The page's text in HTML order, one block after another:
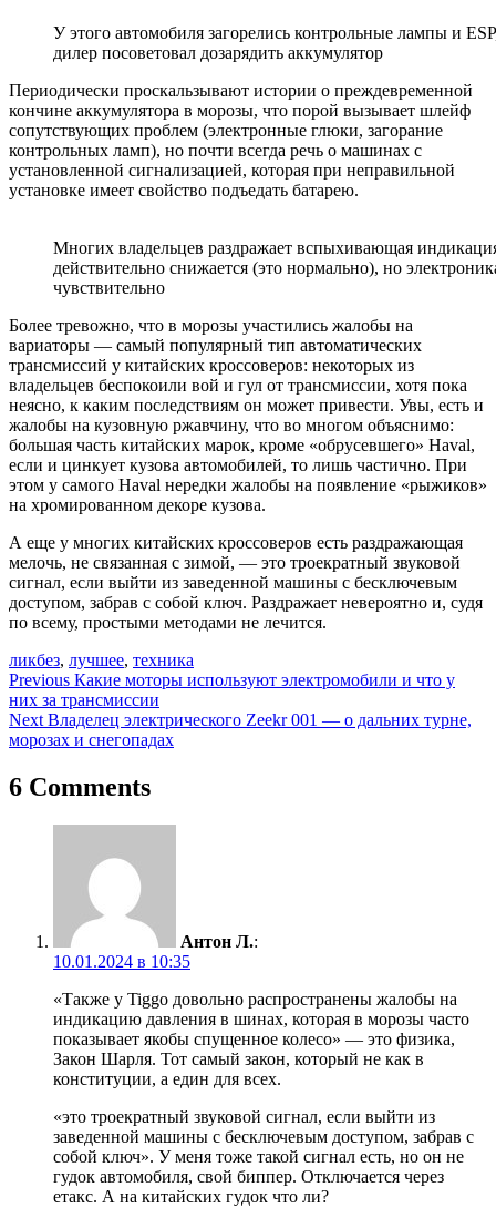
У этого автомобиля загорелись контрольные лампы и
дилер посоветовал дозарядить аккумулятор
Периодически проскальзывают истории о преждевременной
кончине аккумулятора в морозы, что порой вызывает шлейф
сопутствующих проблем (электронные глюки, загорание
контрольных ламп), но почти всегда речь о машинах с
установленной сигнализацией, которая при неправильной
установке имеет свойство подъедать батарею.
Многих владельцев раздражает вспыхивающая
действительно снижается (это нормально), но
чувствительно
Более тревожно, что в морозы участились жалобы на
вариаторы — самый популярный тип автоматических
трансмиссий у китайских кроссоверов: некоторых из
владельцев беспокоили вой и гул от трансмиссии, хотя пока
неясно, к каким последствиям он может привести. Увы, есть и
жалобы на кузовную ржавчину, что во многом объяснимо:
большая часть китайских марок, кроме «обрусевшего» Haval,
если и цинкует кузова автомобилей, то лишь частично. При
этом у самого Haval нередки жалобы на появление «рыжиков»
на хромированном декоре кузова.
А еще у многих китайских кроссоверов есть раздражающая
мелочь, не связанная с зимой, — это троекратный звуковой
сигнал, если выйти из заведенной машины с бесключевым
доступом, забрав с собой ключ. Раздражает невероятно и, судя
по всему, простыми методами не лечится.
ликбез, лучшее, техника
Навигация
по
записям
Previous Какие моторы используют электромобили и что у
них за трансмиссии
Next Владелец электрического Zeekr 001 — о дальних турне,
морозах и снегопадах
6 Comments
Антон Л.:
10.01.2024 в 10:35
«Также у Tiggo довольно распространены жалобы на
индикацию давления в шинах, которая в морозы часто
показывает якобы спущенное колесо» — это физика,
Закон Шарля. Тот самый закон, который не как в
конституции, а един для всех.
«это троекратный звуковой сигнал, если выйти из
заведенной машины с бесключевым доступом, забрав с
собой ключ». У меня тоже такой сигнал есть, но он не
гудок автомобиля, свой биппер. Отключается через
етакс. А на китайских гудок что ли?